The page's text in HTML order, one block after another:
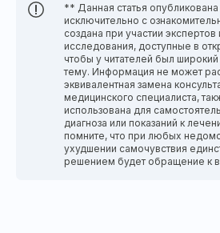
** Данная статья
исключительно с
создана при участии экспертов
исследования, доступные в
чтобы у читателей был
тему. Информация не может
эквивалентная замена
медицинского специалиста,
использована для
диагноза или показаний к
помните, что при любых
ухудшении самочувствия
решением будет обращение к